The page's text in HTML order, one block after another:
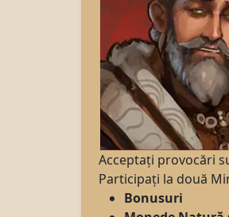
Acceptați provocări
Participați la două
Bonusuri